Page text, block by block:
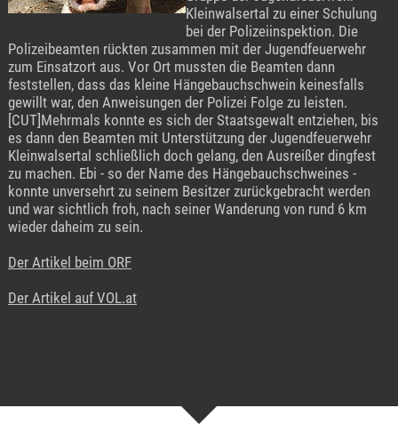
Kleinwalsertal zu einer Schulung
bei der Polizeiinspektion. Die
Polizeibeamten rückten zusammen mit der Jugendfeuerwehr
zum Einsatzort aus. Vor Ort mussten die Beamten dann
feststellen, dass das kleine Hängebauchschwein keinesfalls
gewillt war, den Anweisungen der Polizei Folge zu leisten.
[CUT]Mehrmals konnte es sich der Staatsgewalt entziehen, bis
es dann den Beamten mit Unterstützung der Jugendfeuerwehr
Kleinwalsertal schließlich doch gelang, den Ausreißer dingfest
zu machen. Ebi - so der Name des Hängebauchschweines -
konnte unversehrt zu seinem Besitzer zurückgebracht werden
und war sichtlich froh, nach seiner Wanderung von rund 6 km
wieder daheim zu sein.
Der Artikel beim ORF
Der Artikel auf VOL.at